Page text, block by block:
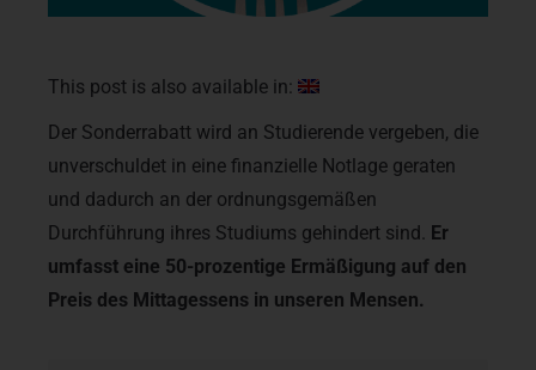
This post is also available in:
Der Sonderrabatt wird an Studierende vergeben, die
unverschuldet in eine finanzielle Notlage geraten
und dadurch an der ordnungsgemäßen
Durchführung ihres Studiums gehindert sind. Er
umfasst eine 50-prozentige Ermäßigung auf den
Preis des Mittagessens in unseren Mensen.